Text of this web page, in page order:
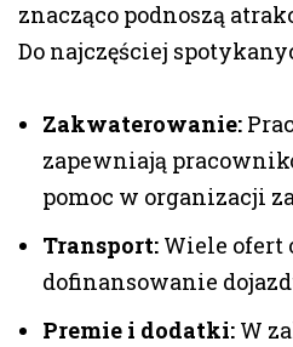
znacząco podnoszą
Do najczęściej
Zakwaterowanie:
zapewniają
pomoc w organizacji
Transport: Wiele ofert
dofinansowanie
Premie i dodatki: W